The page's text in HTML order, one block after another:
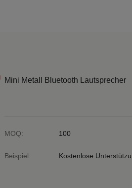
Mini Metall Bluetooth Lautsprecher
MOQ: 100
Beispiel: Kostenlose